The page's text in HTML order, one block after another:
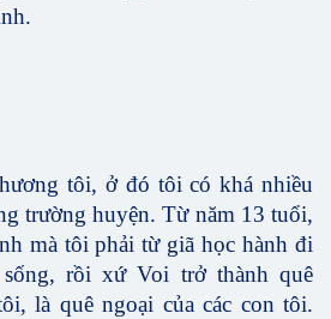
tôi, ở đó tôi có khá nhiều
trường huyện. Từ năm 13 tuổi,
mà tôi phải từ giã học hành đi
rồi xứ Voi trở thành quê
là quê ngoại của các con tôi.